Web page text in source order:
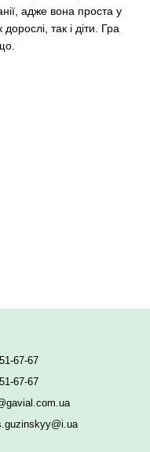
адже вона проста у
так і діти. Гра
67-67
67-67